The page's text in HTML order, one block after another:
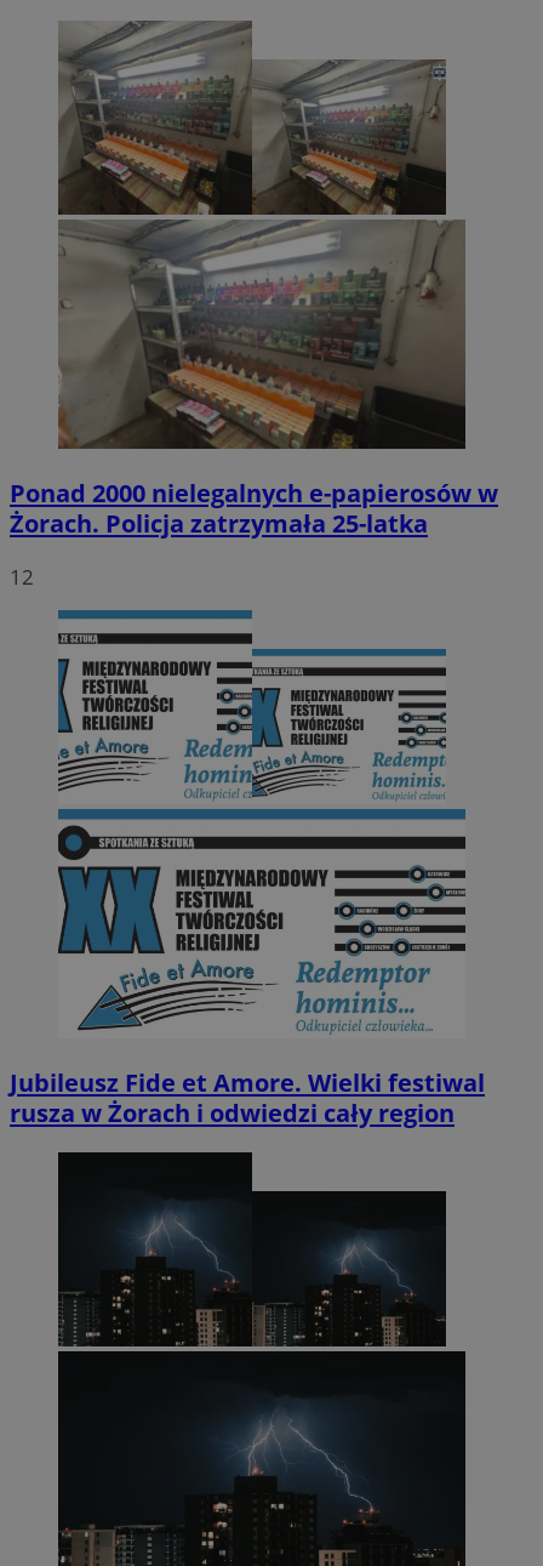
Ponad 2000 nielegalnych e-papierosów w
Żorach. Policja zatrzymała 25-latka
12
Jubileusz Fide et Amore. Wielki festiwal
rusza w Żorach i odwiedzi cały region